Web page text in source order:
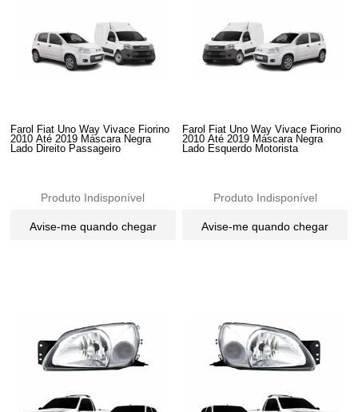
Farol Fiat Uno Way Vivace Fiorino
2010 Até 2019 Máscara Negra
Lado Direito Passageiro
Produto Indisponível
Avise-me quando chegar
Farol Fiat Uno Way Vivace Fiorino
2010 Até 2019 Máscara Negra
Lado Esquerdo Motorista
Produto Indisponível
Avise-me quando chegar